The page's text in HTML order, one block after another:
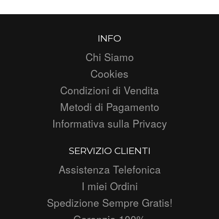
INFO
Chi Siamo
Cookies
Condizioni di Vendita
Metodi di Pagamento
Informativa sulla Privacy
SERVIZIO CLIENTI
Assistenza Telefonica
I miei Ordini
Spedizione Sempre Gratis!